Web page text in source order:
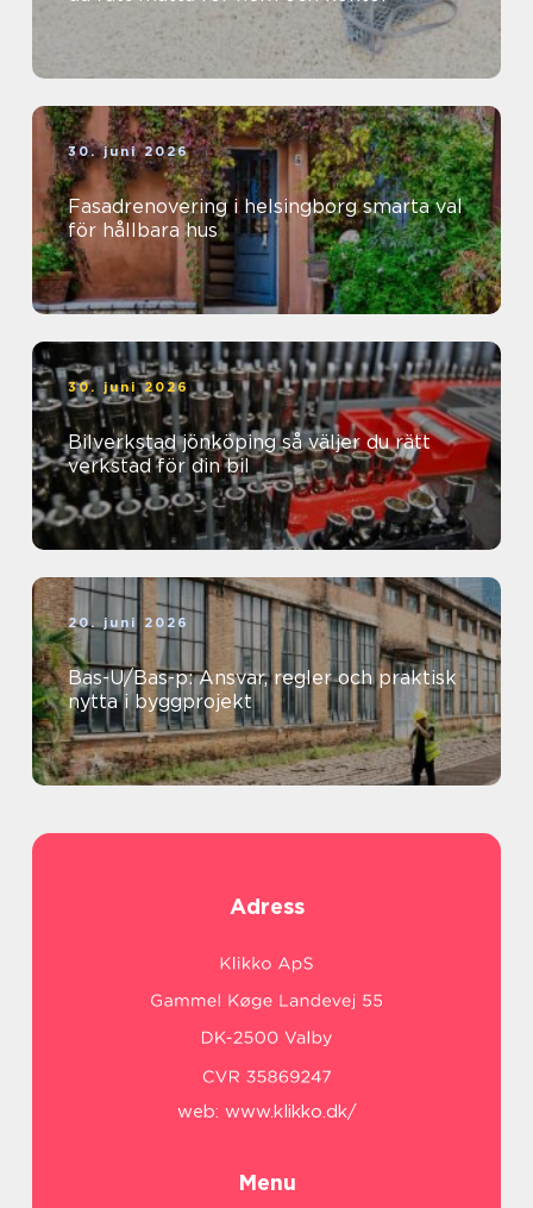
30. juni 2026
Fasadrenovering i helsingborg smarta val
för hållbara hus
30. juni 2026
Bilverkstad jönköping så väljer du rätt
verkstad för din bil
20. juni 2026
Bas-U/Bas-p: Ansvar, regler och praktisk
nytta i byggprojekt
Adress
web: www.klikko.dk/
Menu